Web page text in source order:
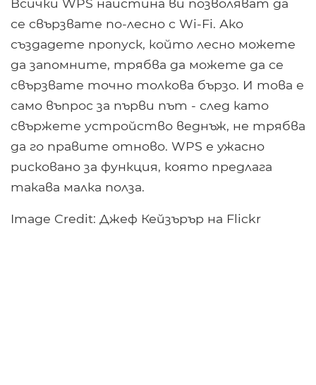
се свързвате по-лесно с Wi-Fi. Ако
създадете пропуск, който лесно можете
да запомните, трябва да можете да се
свързвате точно толкова бързо. И това е
само въпрос за първи път - след като
свържете устройство веднъж, не трябва
да го правите отново. WPS е ужасно
рисковано за функция, която предлага
такава малка полза.
Image Credit: Джеф Кейзърър на Flickr